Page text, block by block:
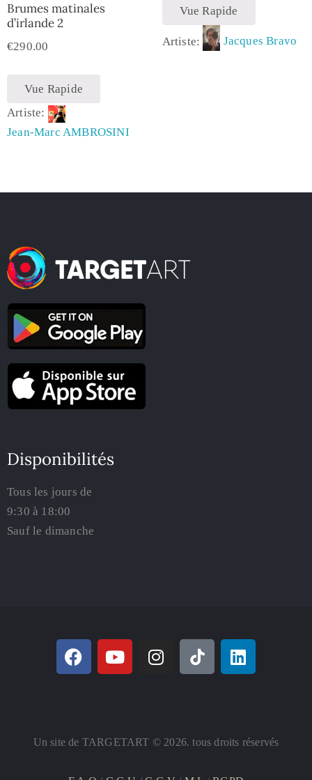
Brumes matinales
d’irlande 2
€290.00
Vue Rapide
Artiste:
Jean-Marc AMBROSINI
Vue Rapide
Artiste: Jacques Bravo
Disponibilités
Tous les jours de
9:30 à 18:00
Sauf le dimanche
Un site de TARGETART © 2026. tous droits réservés